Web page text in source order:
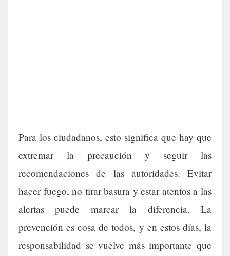
Para los ciudadanos, esto significa que hay que
extremar la precaución y seguir las
recomendaciones de las autoridades. Evitar
hacer fuego, no tirar basura y estar atentos a las
alertas puede marcar la diferencia. La
prevención es cosa de todos, y en estos días, la
responsabilidad se vuelve más importante que